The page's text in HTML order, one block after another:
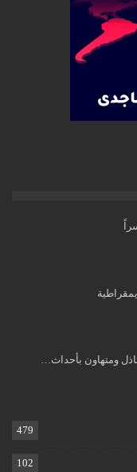
ومتهاون بأحداث…
479
102